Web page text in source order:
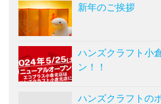
新年のご挨拶
ハンズクラフト小
ン！！
ハンズクラフトの